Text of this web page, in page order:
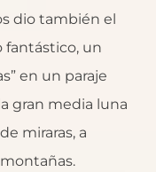
dio también el
fantástico, un
en un paraje
gran media luna
miraras, a